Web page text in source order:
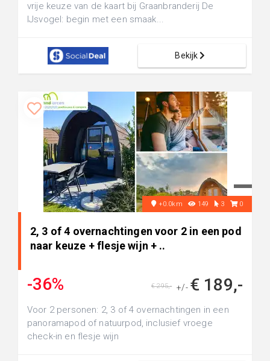
vrije keuze van de kaart bij Graanbranderij De
IJsvogel: begin met een smaak...
Bekijk
+0.0km 149 3 0
2, 3 of 4 overnachtingen voor 2 in een pod
naar keuze + flesje wijn + ..
-36% +/- € 189,-
€ 295,-
Voor 2 personen: 2, 3 of 4 overnachtingen in een
panoramapod of natuurpod, inclusief vroege
check-in en flesje wijn